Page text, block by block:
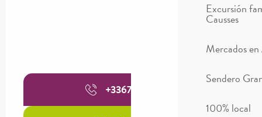
Excursión
Causses
Mercados
Sendero
100% local
+336739473